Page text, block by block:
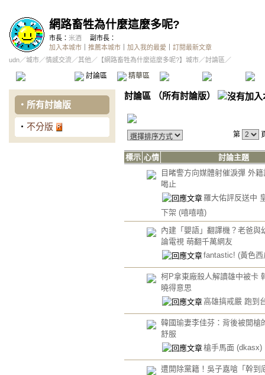
網路畜牲為什麼這麼多呢?
市長： 米酒
副市長：
加入本城市
推薦本城市 加入我的最愛
訂閱最新文章
udn／城市／情感交流／其他 ／ 【網路畜牲為什麼這麼多呢?】城市／討論區／
討論區 精華區 投票區 影像館
‧ 所有討論版
‧ 不分版
討論區 （所有討論版）
第
標示 心情
討論主題
目睹警方向媒體射催淚彈 外
喝止
羅大佑評反送中
下架 (嘻嘻嘻)
內建「嬰語」翻譯機？老爸與
論電視 萌翻千萬網友
fantastic! (黃色西
柯P拿東廠殺人解讀雄中被卡
曉得意思
高雄搞戒嚴 跑到
韓國瑜妻李佳芬：背後被開槍
舒服
槍手馬面 (dkasx)
遭開除黨籍！吳子嘉嗆「幹到